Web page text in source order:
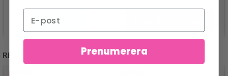
Se produkt
REKOMMENDERAS FÖR DIGPrenumerera